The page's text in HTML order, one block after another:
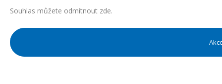
Souhlas můžete odmítnout zde.